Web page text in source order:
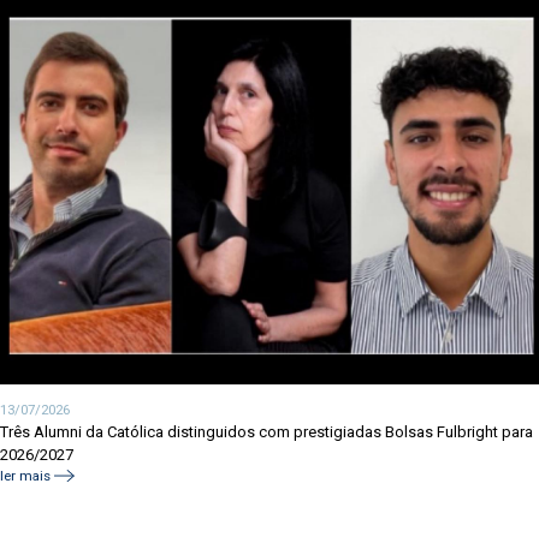
13/07/2026
Três Alumni da Católica distinguidos com prestigiadas Bolsas Fulbright para
2026/2027
ler mais